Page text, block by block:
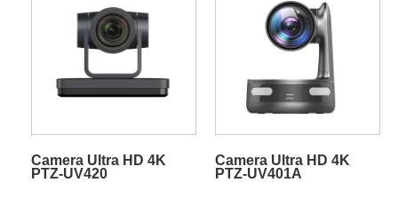
Camera Ultra HD 4K
PTZ-UV420
Camera Ultra HD 4K
PTZ-UV401A